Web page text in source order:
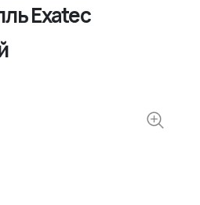
Exatec